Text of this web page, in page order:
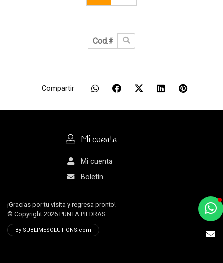
Compartir
Mi cuenta
Mi cuenta
Boletín
¡Gracias por tu visita y regresa pronto!
© Copyright 2026 PUNTA PIEDRAS
By SUBLIMESOLUTIONS.com